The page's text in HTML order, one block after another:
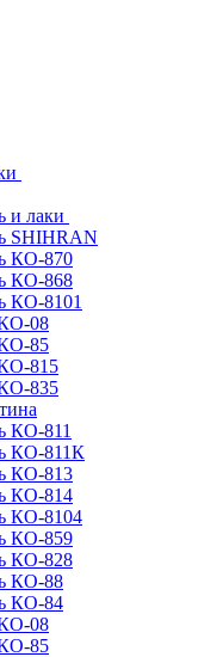
и лаки
SHIHRAN
КО-870
КО-868
КО-8101
08
85
815
835
КО-811
КО-811К
КО-813
КО-814
КО-8104
КО-859
КО-828
КО-88
КО-84
08
85